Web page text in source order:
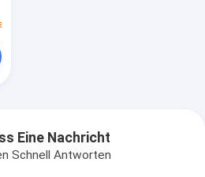
Eine Nachricht
Schnell Antworten